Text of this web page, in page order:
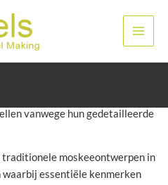
vanwege hun gedetailleerde
moskeeontwerpen in
essentiële kenmerken